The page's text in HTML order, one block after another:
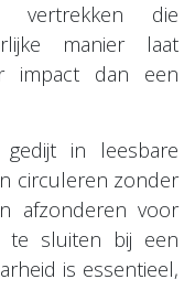
vertrekken die
manier laat
impact dan een
gedijt in leesbare
circuleren zonder
afzonderen voor
te sluiten bij een
is essentieel,